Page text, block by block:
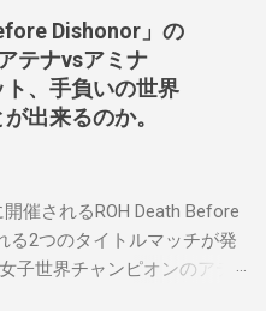
ウトされました。 「私は
のコミッショナーに任命さ
ンの醍醐味は、日本独自の
、未来をリング上で見るこ
す。何十年も前のスケバン
は今、スケバンで重要な役
す。 「今活躍している選手
い、応援しています。私の
Dishonor」の
テナvsアミナ
、手負いの世界
出来るのか。
催されるROH Death Before
る2つのタイトルマッチが発
子世界チャンピオンのアテ